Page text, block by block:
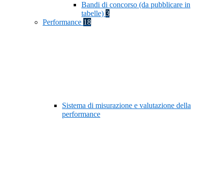
Bandi di concorso (da pubblicare in
tabelle) 3
Performance 18
Sistema di misurazione e valutazione della
performance